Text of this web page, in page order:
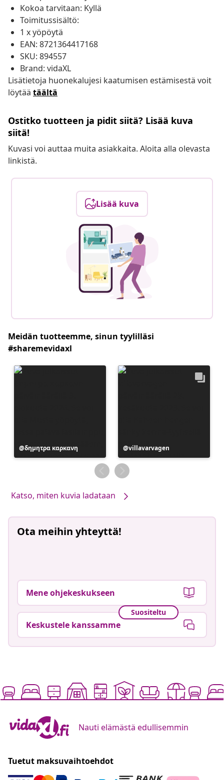
Kokoa tarvitaan: Kyllä
Toimitussisältö:
1 x yöpöytä
EAN: 8721364417168
SKU: 894557
Brand: vidaXL
Lisätietoja huonekalujesi kaatumisen estämisestä voit
löytää täältä
Ostitko tuotteen ja pidit siitä? Lisää kuva
siitä!
Kuvasi voi auttaa muita asiakkaita. Aloita alla olevasta
linkistä.
Lisää kuva
Meidän tuotteemme, sinun tyylilläsi
#sharemevidaxl
Julkaissut
δημητρα καρκανη Julkaissut
villavarvagen
Katso, miten kuvia ladataan
Ota meihin yhteyttä!
Mene ohjekeskukseen
Suositeltu
Keskustele kanssamme
Nauti elämästä edullisemmin
Tuetut maksuvaihtoehdot